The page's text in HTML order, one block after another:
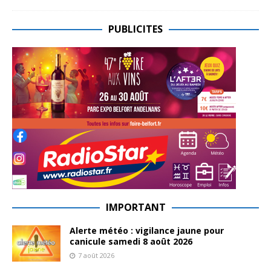
PUBLICITES
IMPORTANT
Alerte météo : vigilance jaune pour
canicule samedi 8 août 2026
7 août 2026